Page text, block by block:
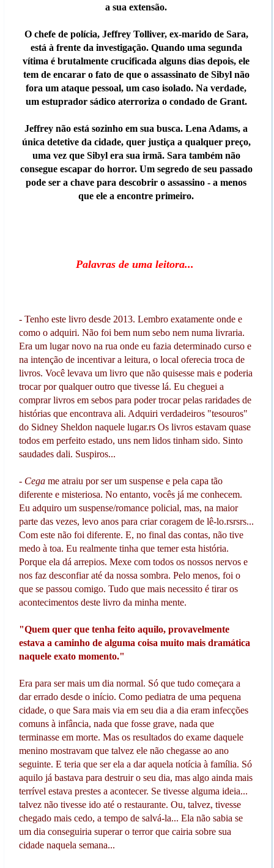
a sua extensão.
O chefe de polícia, Jeffrey Tolliver, ex-marido de Sara,
está à frente da investigação. Quando uma segunda
vítima é brutalmente crucificada alguns dias depois, ele
tem de encarar o fato de que o assassinato de Sibyl não
fora um ataque pessoal, um caso isolado. Na verdade,
um estuprador sádico aterroriza o condado de Grant.
Jeffrey não está sozinho em sua busca. Lena Adams, a
única detetive da cidade, quer justiça a qualquer preço,
uma vez que Sibyl era sua irmã. Sara também não
consegue escapar do horror. Um segredo de seu passado
pode ser a chave para descobrir o assassino - a menos
que ele a encontre primeiro.
Palavras de uma leitora...
- Tenho este livro desde 2013. Lembro exatamente onde e
como o adquiri. Não foi bem num sebo nem numa livraria.
Era um lugar novo na rua onde eu fazia determinado curso e
na intenção de incentivar a leitura, o local oferecia troca de
livros. Você levava um livro que não quisesse mais e poderia
trocar por qualquer outro que tivesse lá. Eu cheguei a
comprar livros em sebos para poder trocar pelas raridades de
histórias que encontrava ali. Adquiri verdadeiros "tesouros"
do Sidney Sheldon naquele lugar.rs Os livros estavam quase
todos em perfeito estado, uns nem lidos tinham sido. Sinto
saudades dali. Suspiros...
- Cega me atraiu por ser um suspense e pela capa tão
diferente e misteriosa. No entanto, vocês já me conhecem.
Eu adquiro um suspense/romance policial, mas, na maior
parte das vezes, levo anos para criar coragem de lê-lo.rsrsrs...
Com este não foi diferente. E, no final das contas, não tive
medo à toa. Eu realmente tinha que temer esta história.
Porque ela dá arrepios. Mexe com todos os nossos nervos e
nos faz desconfiar até da nossa sombra. Pelo menos, foi o
que se passou comigo. Tudo que mais necessito é tirar os
acontecimentos deste livro da minha mente.
"Quem quer que tenha feito aquilo, provavelmente
estava a caminho de alguma coisa muito mais dramática
naquele exato momento."
Era para ser mais um dia normal. Só que tudo começara a
dar errado desde o início. Como pediatra de uma pequena
cidade, o que Sara mais via em seu dia a dia eram infecções
comuns à infância, nada que fosse grave, nada que
terminasse em morte. Mas os resultados do exame daquele
menino mostravam que talvez ele não chegasse ao ano
seguinte. E teria que ser ela a dar aquela notícia à família. Só
aquilo já bastava para destruir o seu dia, mas algo ainda mais
terrível estava prestes a acontecer. Se tivesse alguma ideia...
talvez não tivesse ido até o restaurante. Ou, talvez, tivesse
chegado mais cedo, a tempo de salvá-la... Ela não sabia se
um dia conseguiria superar o terror que cairia sobre sua
cidade naquela semana...